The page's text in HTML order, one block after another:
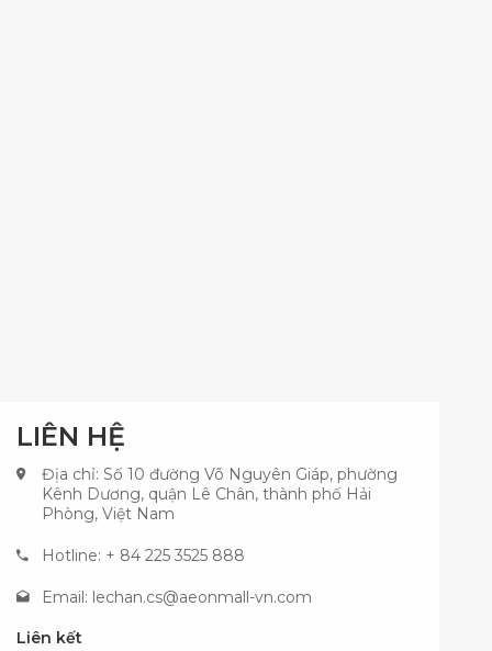
LIÊN HỆ
Địa chỉ: Số 10 đường Võ Nguyên Giáp, phường
Kênh Dương, quận Lê Chân, thành phố Hải
Phòng, Việt Nam
Hotline: + 84 225 3525 888
Email: lechan.cs@aeonmall-vn.com
Liên kết